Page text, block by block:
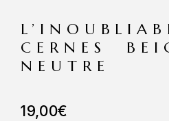
CERNES
NEUTRE
19,00€